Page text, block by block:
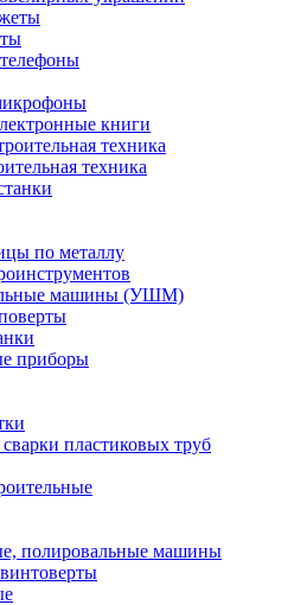
книги
техника
по металлу
машины (УШМ)
приборы
пластиковых труб
полировальные машины